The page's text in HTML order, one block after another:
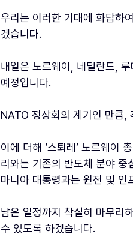
우리는 이러한 기대에 화답하
겠습니다.
내일은 노르웨이, 네덜란드,
예정입니다.
NATO 정상회의 계기인 만큼,
이에 더해 ‘스퇴레’ 노르웨이
리와는 기존의 반도체 분야 중
마니아 대통령과는 원전 및 인
남은 일정까지 착실히 마무리
수 있도록 하겠습니다.